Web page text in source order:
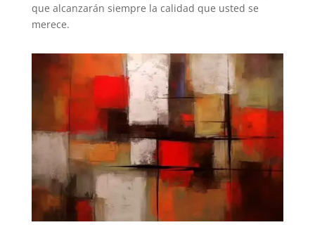
que alcanzarán siempre la calidad que usted se
merece.